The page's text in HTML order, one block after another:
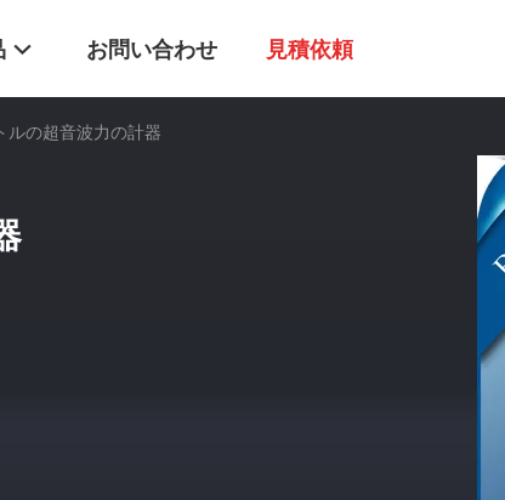
お問い合わせ 見積依頼
ルの超音波力の計器